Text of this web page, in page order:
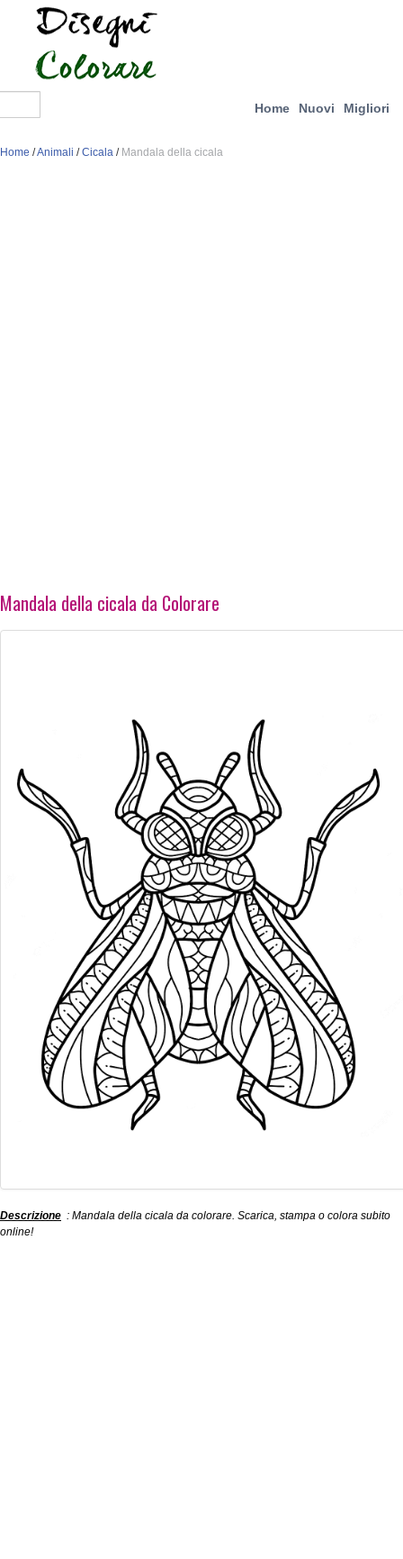
Home Nuovi Migliori
Home /Animali /Cicala / Mandala della cicala
Mandala della cicala da Colorare
Descrizione : Mandala della cicala da colorare. Scarica, stampa o colora subito
online!